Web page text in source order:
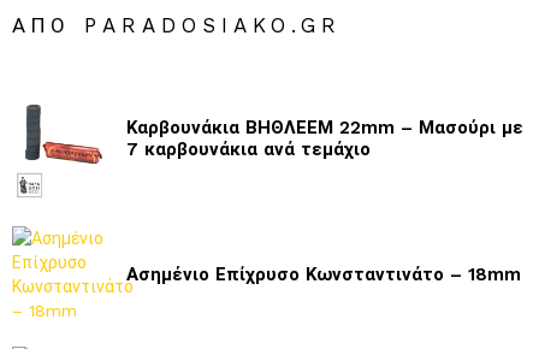
ΑΠΌ PARADOSIAKO.GR
Καρβουνάκια ΒΗΘΛΕΕΜ 22mm – Μασούρι με
7 καρβουνάκια ανά τεμάχιο
Ασημένιο Επίχρυσο Κωνσταντινάτο – 18mm